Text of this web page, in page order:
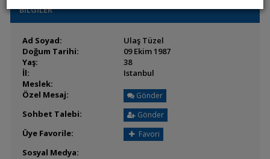
BİLGİLER
Ad Soyad:
Ulaş Tüzel
Doğum Tarihi:
09 Ekim 1987
Yaş:
38
İl:
Istanbul
Meslek:
Özel Mesaj:
Gönder
Sohbet Talebi: Gönder
Üye Favorile: Favori
Sosyal Medya: